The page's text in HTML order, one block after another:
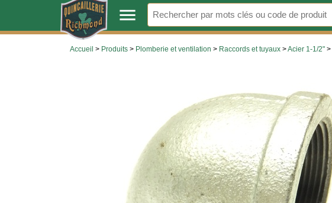
. menu
Accueil > Produits > Plomberie et ventilation > Raccords et tuyaux >Acier 1-1/2" >